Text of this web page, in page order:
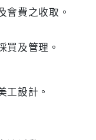
費之收取。
及管理。
設計。